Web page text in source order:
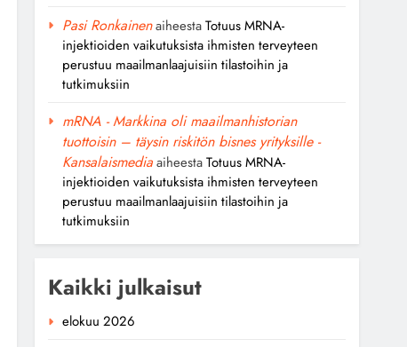
Pasi RonkainenaiheestaTotuus MRNA-
injektioiden vaikutuksista ihmisten terveyteen
perustuu maailmanlaajuisiin tilastoihin ja
tutkimuksiin
mRNA - Markkina oli maailmanhistorian
tuottoisin – täysin riskitön bisnes yrityksille -
KansalaismediaaiheestaTotuus MRNA-
injektioiden vaikutuksista ihmisten terveyteen
perustuu maailmanlaajuisiin tilastoihin ja
tutkimuksiin
Kaikki julkaisut
elokuu 2026